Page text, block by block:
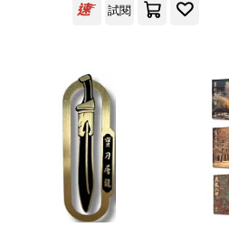
邱健恩(16) 潘國森(14)
金庸世(13) 蔣連根
金幷燮(10) 楊照(9)
楊興安(9) 王怡仁(9)
展開
出版社 (可複選)
遠流(674) 心一堂(31)
中山大學出版社(22)
試閱